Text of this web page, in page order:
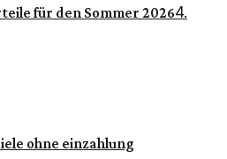
für den Sommer 20264.
ohne einzahlung